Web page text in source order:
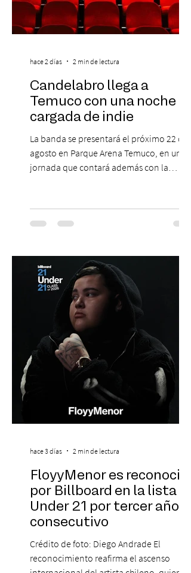
Candelabro llega a
Temuco con una noche
cargada de indie
La banda se presentará el próximo 22 de
agosto en Parque Arena Temuco, en una
jornada que contará además con la
agosto, el Parque Arena Temuco será
escenario de una noche dedicada al indie
banda que llegará a la capital de La
Araucanía para ofrecer un show cargado
de energía, guitarras y canciones que han
marcado su breve pero exitosa trayectoria.
hace 2 días 2 min de lectura
FloyyMenor es reconocido
por Billboard en la lista 21
Under 21 por tercer año
consecutivo
Crédito de foto: Diego Andrade El
reconocimiento reafirma el ascenso
hace 3 días 2 min de lectura